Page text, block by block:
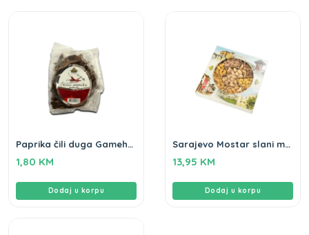
Paprika čili duga Gameha
1,80 KM
Dodaj u korpu
Sarajevo Mostar slani mix
13,95 KM
Dodaj u korpu